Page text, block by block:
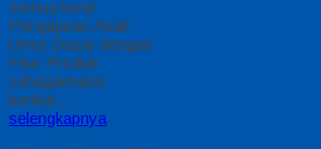
semua level
Pengajaran Anak
Umur Dasar dengan
Fitur Produk
sebagaimana
berikut…
selengkapnya